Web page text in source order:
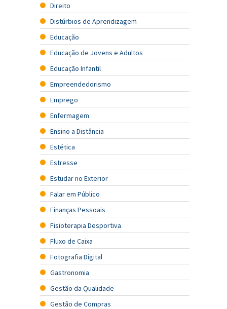
Direito
Distúrbios de Aprendizagem
Educação
Educação de Jovens e Adultos
Educação Infantil
Empreendedorismo
Emprego
Enfermagem
Ensino a Distância
Estética
Estresse
Estudar no Exterior
Falar em Público
Finanças Pessoais
Fisioterapia Desportiva
Fluxo de Caixa
Fotografia Digital
Gastronomia
Gestão da Qualidade
Gestão de Compras